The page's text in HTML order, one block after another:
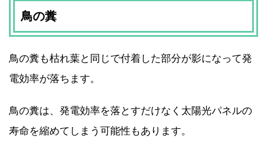
鳥の糞
鳥の糞も枯れ葉と同じで付着した部分が影になって発
電効率が落ちます。
鳥の糞は、発電効率を落とすだけなく太陽光パネルの
寿命を縮めてしまう可能性もあります。